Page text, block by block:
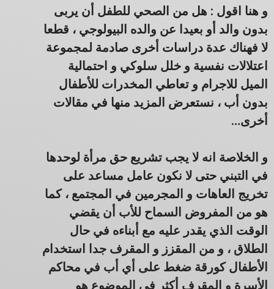
و هنا اقول : هل من الصحي للطفل أن يربى
بدون والد أو بعيدا عن والده البيولوجي ، قطعا
لا فهناك عدة دراسات أخرى صادمة لمجموعة
اعتلالات نفسية و خلل سلوكي و احتمالية
الميل للاجرام و تعاطي المخدرات للأطفال
بدون أب ، نستعرض المزيد منها في مقالات
أخرى…
و الخلاصة انه لا يجب تشريع حق مرأة لوحدها
في التبني حتى لا نكون عامل مساعد على
تخريج العاهات و المجرمين في المجتمع ، كما
هو من المفروض السماح للأب أن يقضي
الوقت الذي يقدر عليه مع أبناءه في حال
الطلاق ، و من المقزز و المقرف جدا استخدام
الأطفال كورقة ضغط على أي أب في محاكم